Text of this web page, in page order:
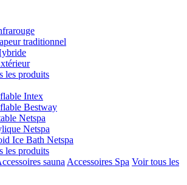
traditionnel
les produits
Intex
Bestway
Netspa
Netspa
Ice Bath Netspa
les produits
sauna Accessoires Spa Voir tous les